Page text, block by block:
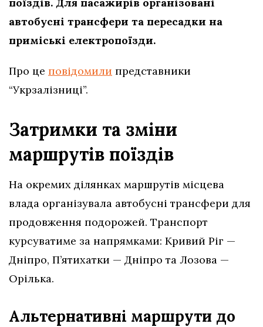
автобусні трансфери та пересадки на
приміські електропоїзди.
Про це повідомили представники
“Укрзалізниці”.
Затримки та зміни
маршрутів поїздів
На окремих ділянках маршрутів місцева
влада організувала автобусні трансфери для
продовження подорожей. Транспорт
курсуватиме за напрямками: Кривий Ріг —
Дніпро, П’ятихатки — Дніпро та Лозова —
Орілька.
Альтернативні маршрути до